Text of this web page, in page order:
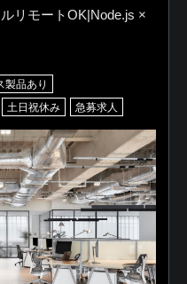
リモートOK|Node.js ×
製品あり
土日祝休み 急募求人